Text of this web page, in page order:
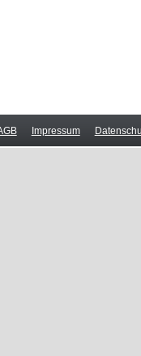
Impressum